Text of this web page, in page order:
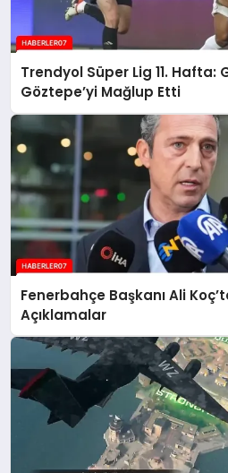
Trendyol Süper Lig 11. Hafta:
Göztepe’yi Mağlup Etti
Fenerbahçe Başkanı Ali
Açıklamalar